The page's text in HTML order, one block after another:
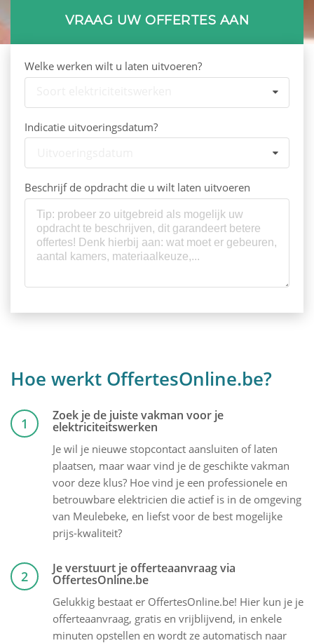
VRAAG UW OFFERTES AAN
Welke werken wilt u laten uitvoeren?
Indicatie uitvoeringsdatum?
Beschrijf de opdracht die u wilt laten uitvoeren
Hoe werkt OffertesOnline.be?
1 Zoek je de juiste vakman voor je
elektriciteitswerken
Je wil je nieuwe stopcontact aansluiten of laten
plaatsen, maar waar vind je de geschikte vakman
voor deze klus? Hoe vind je een professionele en
betrouwbare elektricien die actief is in de omgeving
van Meulebeke, en liefst voor de best mogelijke
prijs-kwaliteit?
2 Je verstuurt je offerteaanvraag via
OffertesOnline.be
Gelukkig bestaat er OffertesOnline.be! Hier kun je je
offerteaanvraag, gratis en vrijblijvend, in enkele
minuten opstellen en wordt ze automatisch naar